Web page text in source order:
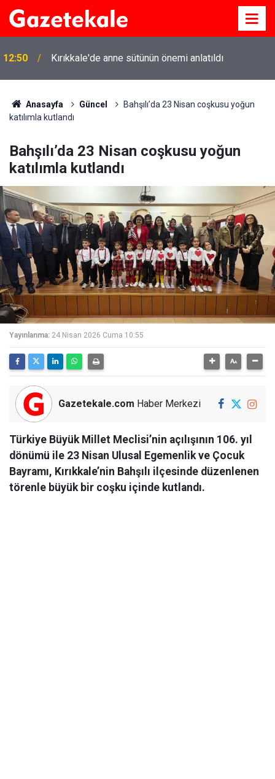
12:50 Kırıkkale'de anne sütünün önemi anlatıldı
Anasayfa Güncel
Bahşılı’da 23 Nisan coşkusu yoğun
katılımla kutlandı
Bahşılı’da 23 Nisan coşkusu yoğun
katılımla kutlandı
Yayınlanma: 24 Nisan 2026 Cuma 10:55
Gazetekale.com Haber Merkezi
Türkiye Büyük Millet Meclisi’nin açılışının 106. yıl
dönümü ile 23 Nisan Ulusal Egemenlik ve Çocuk
Bayramı, Kırıkkale’nin Bahşılı ilçesinde düzenlenen
törenle büyük bir coşku içinde kutlandı.